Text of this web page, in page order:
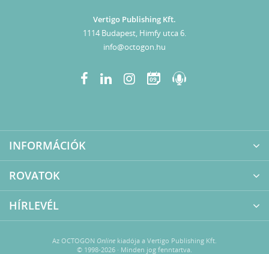
Vertigo Publishing Kft.
1114 Budapest, Himfy utca 6.
info@octogon.hu
09
INFORMÁCIÓK
ROVATOK
HÍRLEVÉL
Az OCTOGON Online kiadója a Vertigo Publishing Kft.
© 1998-2026 · Minden jog fenntartva.